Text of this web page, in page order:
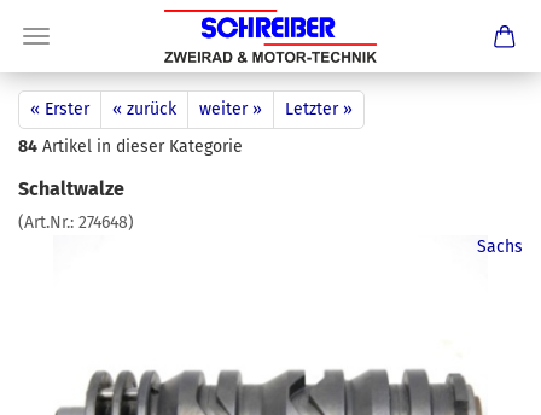
« Erster « zurück weiter »
Letzter »
84 Artikel in dieser Kategorie
Schaltwalze
(Art.Nr.: 274648)
Sachs